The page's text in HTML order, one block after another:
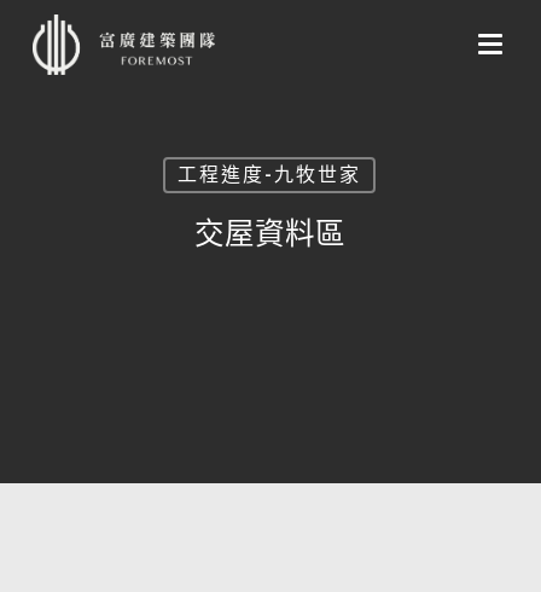
工程進度-九牧世家
交屋資料區